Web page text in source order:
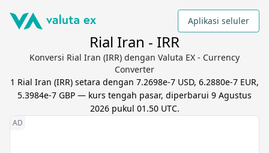
Aplikasi seluler
Rial Iran - IRR
Konversi Rial Iran (IRR) dengan Valuta EX - Currency
Converter
1 Rial Iran (IRR) setara dengan 7.2698e-7 USD, 6.2880e-7 EUR,
5.3984e-7 GBP — kurs tengah pasar, diperbarui 9 Agustus
2026 pukul 01.50 UTC.